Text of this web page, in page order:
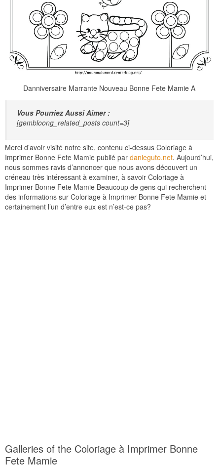
Danniversaire Marrante Nouveau Bonne Fete Mamie A
Vous Pourriez Aussi Aimer :
[gembloong_related_posts count=3]
Merci d’avoir visité notre site, contenu ci-dessus Coloriage à
Imprimer Bonne Fete Mamie publié par danieguto.net. Aujourd’hui,
nous sommes ravis d’annoncer que nous avons découvert un
créneau très intéressant à examiner, à savoir Coloriage à
Imprimer Bonne Fete Mamie Beaucoup de gens qui recherchent
des informations sur Coloriage à Imprimer Bonne Fete Mamie et
certainement l’un d’entre eux est n’est-ce pas?
Galleries of the Coloriage à Imprimer Bonne
Fete Mamie